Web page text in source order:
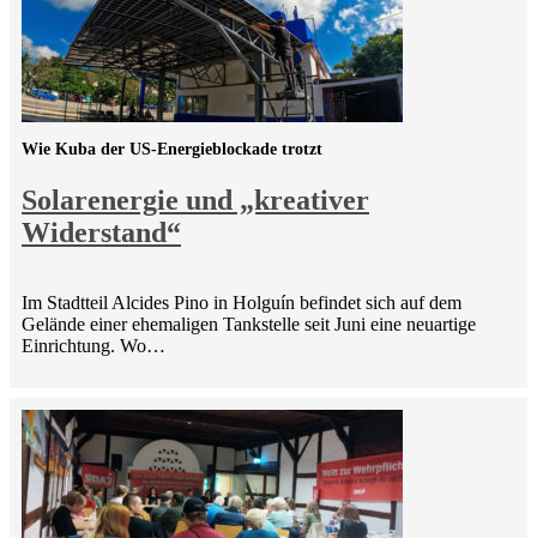
Solarenergie und „kreativer
Widerstand“
Wie Kuba der US-Energieblockade trotzt
Im Stadtteil Alcides Pino in Holguín befindet sich auf dem
Gelände einer ehemaligen Tankstelle seit Juni eine neuartige
Einrichtung. Wo…